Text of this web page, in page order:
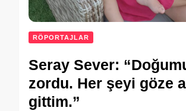
RÖPORTAJLAR
Seray Sever:
zordu. Her şeyi göze
gittim.”